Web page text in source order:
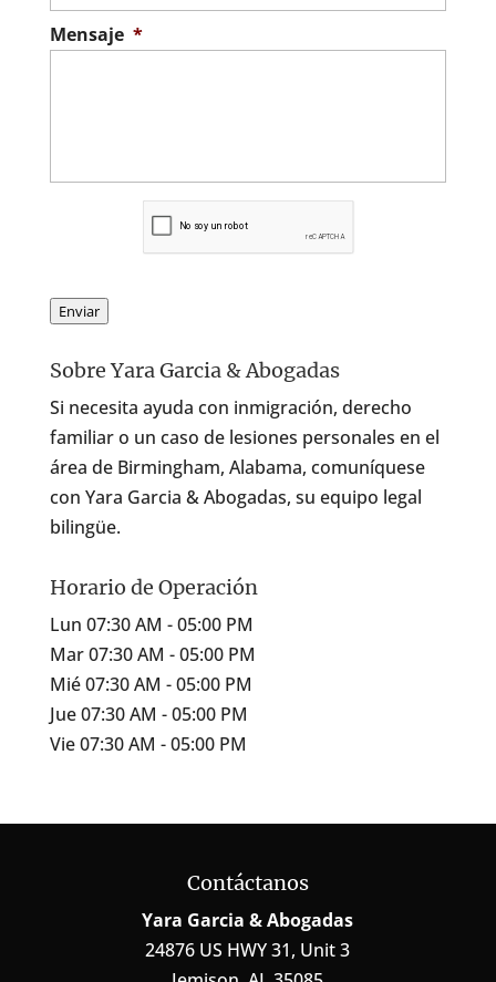
Mensaje *
C
HEnviar
Sobre Yara Garcia & Abogadas
Si necesita ayuda con inmigración, derecho
familiar o un caso de lesiones personales en el
área de Birmingham, Alabama, comuníquese
con Yara Garcia & Abogadas, su equipo legal
bilingüe.
Horario de Operación
Lun 07:30 AM - 05:00 PM
Mar 07:30 AM - 05:00 PM
Mié 07:30 AM - 05:00 PM
Jue 07:30 AM - 05:00 PM
Vie 07:30 AM - 05:00 PM
Contáctanos
Yara Garcia & Abogadas
24876 US HWY 31, Unit 3